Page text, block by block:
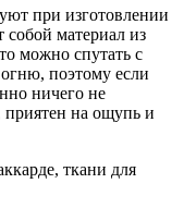
при изготовлении
материал из
можно спутать с
поэтому если
ничего не
приятен на ощупь и
ткани для